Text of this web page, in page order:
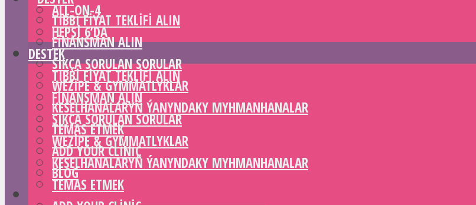
TIBBI FIYAT TEKLIFI ALIN
FINANSMAN ALIN
SIKÇA SORULAN SORULAR
WEZIPE & GYMMATLYKLAR
KESELHANALARYŇ ÝANYNDAKY MYHMANHANALAR
TEMAS ETMEK
ADD YOUR CLINIC
BLOG
ALL-ON-4
HEPSI 6’DA
DESTEK
TIBBI FIYAT TEKLIFI ALIN
FINANSMAN ALIN
SIKÇA SORULAN SORULAR
WEZIPE & GYMMATLYKLAR
KESELHANALARYŇ ÝANYNDAKY MYHMANHANALAR
TEMAS ETMEK